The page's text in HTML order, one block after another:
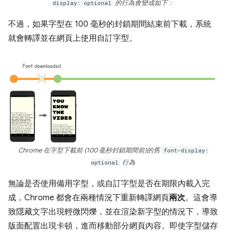
display: optional 的行為會變成如下：
不過，如果字型在 100 毫秒的封鎖期間結束前下載，系統
就會轉譯並在網頁上使用自訂字型。
Chrome 在字型下載前(100 毫秒封鎖期間前)的舊 font-display:
optional
行為
無論是否使用備用字型，或自訂字型是否在期限內載入完
成，Chrome 都會在兩種情況下重新轉譯網頁兩次。這會導
致隱藏文字出現輕微閃爍，並在渲染新字型的情況下，導致
版面配置出現卡頓，進而移動部分網頁內容。即使字型儲存